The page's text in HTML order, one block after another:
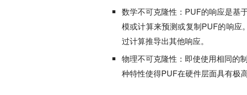
数学不可克隆性： PUF的响应是基
模或计算来预测或复制PUF的响应
过计算推导出其他响应。
物理不可克隆性： 即使使用相同的
种特性使得PUF在硬件层面具有极